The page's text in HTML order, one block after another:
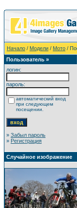
Начало / Модели / Мото /
Пользователь »
логин:
пароль:
автоматический вход
при следующем
посещении.
» Забыл пароль
» Регистрация
Случайное изображение